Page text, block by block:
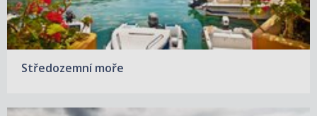
Středozemní moře